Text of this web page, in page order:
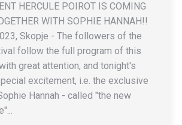
HERCULE POIROT IS COMING
WITH SOPHIE HANNAH!!
Skopje - The followers of the
follow the full program of this
great attention, and tonight's
excitement, i.e. the exclusive
Hannah - called "the new